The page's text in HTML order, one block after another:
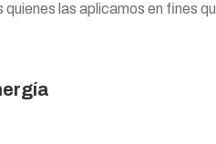
las aplicamos en fines